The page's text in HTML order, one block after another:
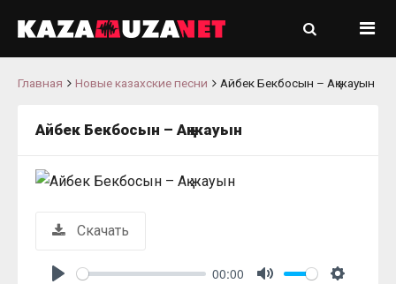
Главная Новые казахские песни Айбек Бекбосын – Ақ жауын
Айбек Бекбосын – Ақ жауын
Скачать
00:00